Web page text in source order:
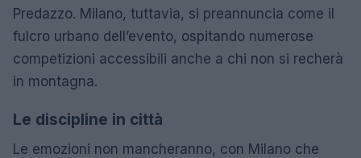
Predazzo. Milano, tuttavia, si preannuncia come il
fulcro urbano dell’evento, ospitando numerose
competizioni accessibili anche a chi non si recherà
in montagna.
Le discipline in città
Le emozioni non mancheranno, con Milano che